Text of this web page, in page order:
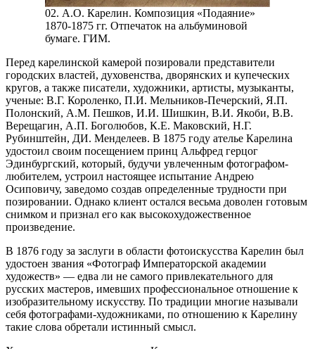
02. А.О. Карелин. Композиция «Подаяние»
1870-1875 гг. Отпечаток на альбуминовой
бумаге. ГИМ.
Перед карелинской камерой позировали представители
городских властей, духовенства, дворянских и купеческих
кругов, а также писатели, художники, артисты, музыканты,
ученые: В.Г. Короленко, П.И. Мельников-Печерский, Я.П.
Полонский, А.М. Пешков, И.И. Шишкин, В.И. Якоби, В.В.
Верещагин, А.П. Боголюбов, К.Е. Маковский, Н.Г.
Рубинштейн, ДИ. Менделеев. В 1875 году ателье Карелина
удостоил своим посещением принц Альфред герцог
Эдинбургский, который, будучи увлеченным фотографом-
любителем, устроил настоящее испытание Андрею
Осиповичу, заведомо создав определенные трудности при
позировании. Однако клиент остался весьма доволен готовым
снимком и признал его как высокохудожественное
произведение.
В 1876 году за заслуги в области фотоискусства Карелин был
удостоен звания «Фотограф Императорской академии
художеств» — едва ли не самого привлекательного для
русских мастеров, имевших профессиональное отношение к
изобразительному искусству. По традиции многие называли
себя фотографами-художниками, по отношению к Карелину
такие слова обретали истинный смысл.